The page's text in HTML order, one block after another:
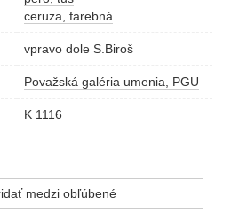
ceruza, farebná
vpravo dole S.Biroš
Považská galéria umenia, PGU
K 1116
medzi obľúbené